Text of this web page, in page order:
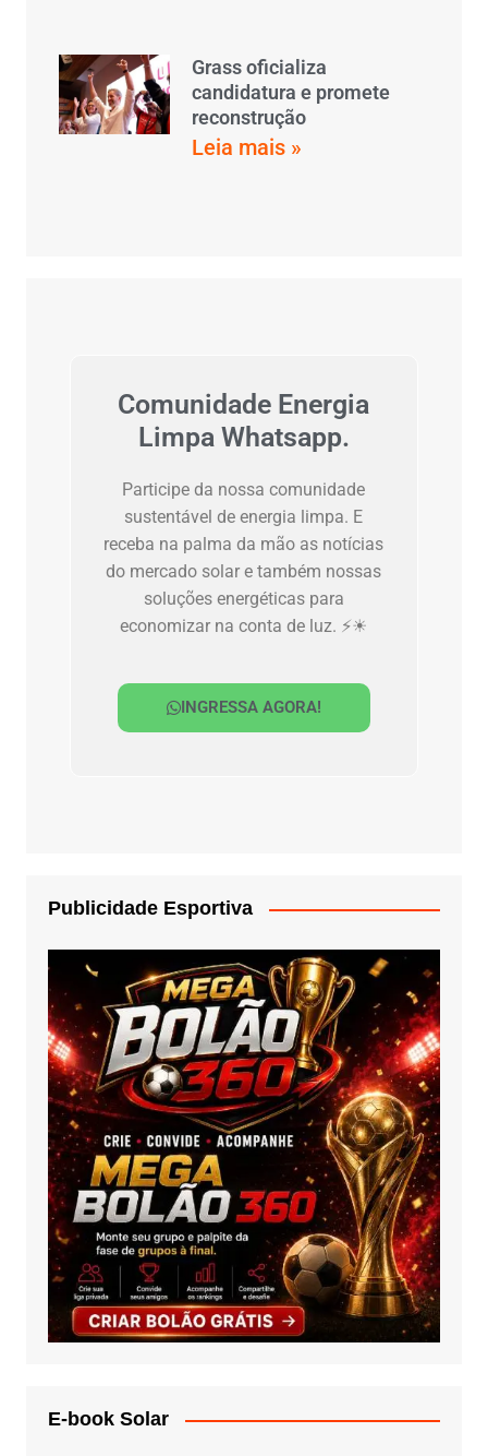
Grass oficializa
candidatura e promete
reconstrução
Leia mais »
Comunidade Energia
Limpa Whatsapp.
Participe da nossa comunidade
sustentável de energia limpa. E
receba na palma da mão as notícias
do mercado solar e também nossas
soluções energéticas para
economizar na conta de luz. ⚡☀
INGRESSA AGORA!
Publicidade Esportiva
E-book Solar